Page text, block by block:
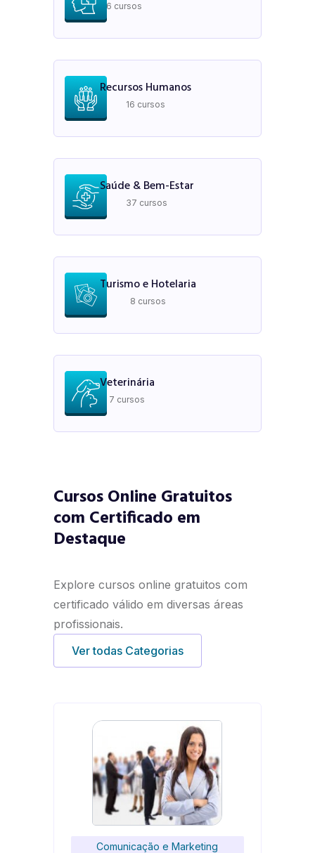
6 cursos
Recursos Humanos
16 cursos
Saúde & Bem-Estar
37 cursos
Turismo e Hotelaria
8 cursos
Veterinária
7 cursos
Cursos Online Gratuitos
com Certificado em
Destaque
Explore cursos online gratuitos com
certificado válido em diversas áreas
profissionais.
Ver todas Categorias
Comunicação e Marketing